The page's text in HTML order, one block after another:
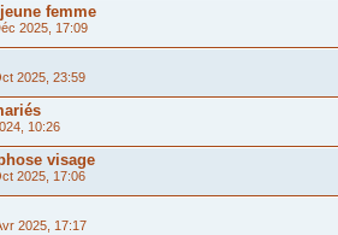
femme
2025, 17:09
2025, 23:59
10:26
visage
2025, 17:06
2025, 17:17